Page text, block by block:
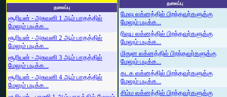
தலைப்பு
சூரியன் - அசுவனி 1 ஆம் பாதத்தில்
மேலும் படிக்க...
சூரியன் - அசுவனி 2 ஆம் பாதத்தில்
மேலும் படிக்க...
சூரியன் - அசுவனி 3 ஆம் பாதத்தில்
மேலும் படிக்க...
சூரியன் - அசுவனி 4 ஆம் பாதத்தில்
மேலும் படிக்க...
தலைப்பு
மேஷ லக்னத்தில் பிறந்தவர்களுக்கு
மேலும் படிக்க...
ரிஷப லக்னத்தில் பிறந்தவர்களுக்கு
மேலும் படிக்க...
மிதுன லக்னத்தில் பிறந்தவர்களுக்கு
மேலும் படிக்க...
கடக லக்னத்தில் பிறந்தவர்களுக்கு
மேலும் படிக்க...
சிம்ம லக்னத்தில் பிறந்தவர்களுக்கு